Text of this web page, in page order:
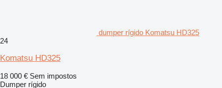
dumper rígido Komatsu HD325
24
Komatsu HD325
18 000 € Sem impostos
Dumper rígido